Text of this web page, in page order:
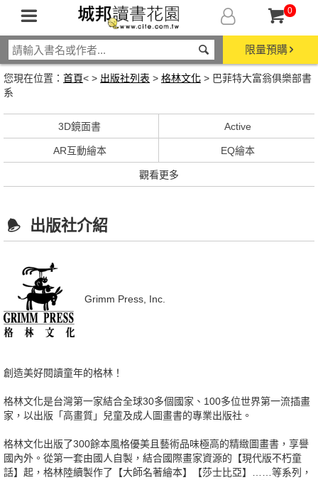
0
限量預購
您現在位置： 首頁< > 出版社列表 > 格林文化 > 巴菲特大富翁俱樂部書
系
3D鏡面書 Active
AR互動繪本 EQ繪本
觀看更多
出版社介紹
Grimm Press, Inc.
創造美好閱讀童年的格林 ！
格林文化是台灣第一家結合全球30多個國家、100多位世界第一流插畫
家，以出版「高畫質」兒童及成人圖畫書的專業出版社。
格林文化出版了300餘本風格優美且藝術品味極高的精緻圖畫書，享譽
國內外。從第一套由國人自製，結合國際畫家資源的【現代版不朽童
話】起，格林陸續製作了【大師名著繪本】【莎士比亞】……等系列，